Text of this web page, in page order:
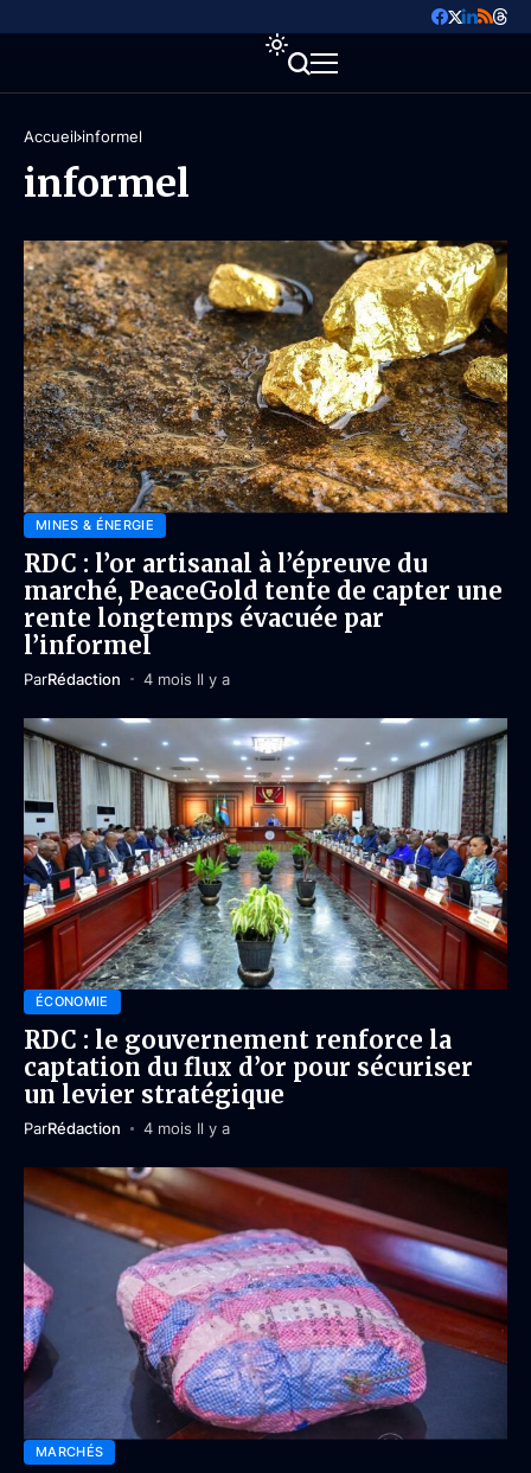
Accueil informel
informel
MINES & ÉNERGIE
RDC : l’or artisanal à l’épreuve du
marché, PeaceGold tente de capter une
rente longtemps évacuée par
l’informel
ParRédaction 4 mois Il y a
ÉCONOMIE
RDC : le gouvernement renforce la
captation du flux d’or pour sécuriser
un levier stratégique
ParRédaction 4 mois Il y a
MARCHÉS